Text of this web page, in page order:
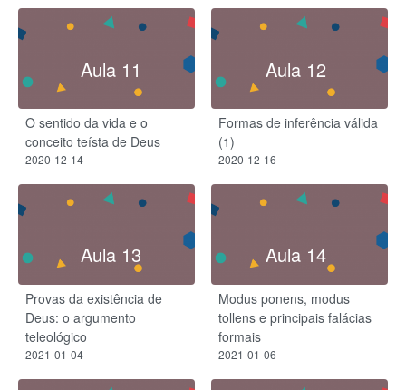
Aula 11
O sentido da vida e o
conceito teísta de Deus
2020-12-14
Aula 12
Formas de inferência válida
(1)
2020-12-16
Aula 13
Provas da existência de
Deus: o argumento
teleológico
2021-01-04
Aula 14
Modus ponens, modus
tollens e principais falácias
formais
2021-01-06